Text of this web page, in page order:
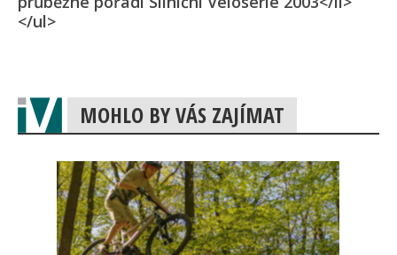
</ul>
MOHLO BY VÁS ZAJÍMAT